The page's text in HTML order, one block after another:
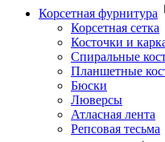
Корсетная фурнитура
Корсетная сетка
Косточки и
Спиральные
Планшетные
Бюски
Люверсы
Атласная лента
Репсовая тесьма